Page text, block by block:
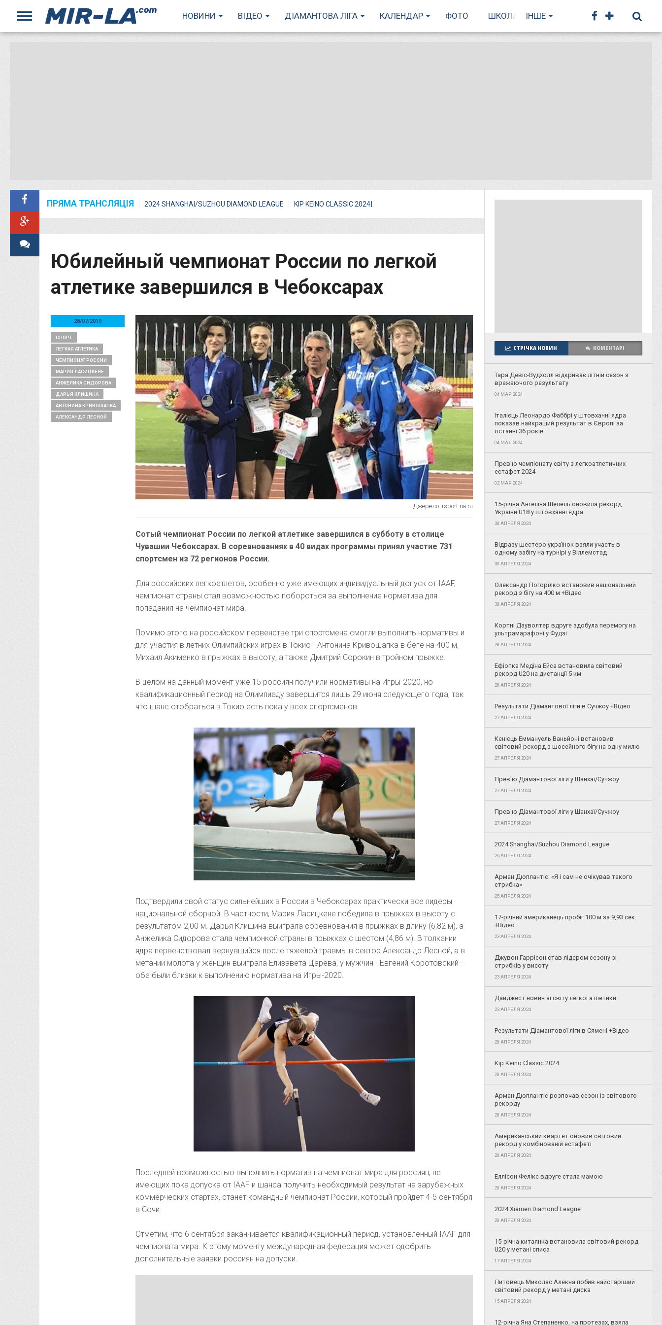
НОВИНИ ВІДЕО ДІАМАНТОВА ЛІГА КАЛЕНДАР ФОТО ШКОЛА БІГУ
ІНШЕ
ПРЯМА ТРАНСЛЯЦІЯ 2024 SHANGHAI/SUZHOU DIAMOND LEAGUE I
KIP KEINO CLASSIC 2024
Юбилейный чемпионат России по легкой
атлетике завершился в Чебоксарах
Джерело: rsport.ria.ru
Сотый чемпионат России по легкой атлетике завершился в субботу в столице
Чувашии Чебоксарах. В соревнованиях в 40 видах программы принял участие 731
спортсмен из 72 регионов России.
Для российских легкоатлетов, особенно уже имеющих индивидуальный допуск от IAAF,
чемпионат страны стал возможностью побороться за выполнение норматива для
попадания на чемпионат мира.
Помимо этого на российском первенстве три спортсмена смогли выполнить нормативы и
для участия в летних Олимпийских играх в Токио - Антонина Кривошапка в беге на 400 м,
Михаил Акименко в прыжках в высоту, а также Дмитрий Сорокин в тройном прыжке.
В целом на данный момент уже 15 россиян получили нормативы на Игры-2020, но
квалификационный период на Олимпиаду завершится лишь 29 июня следующего года, так
что шанс отобраться в Токио есть пока у всех спортсменов.
Подтвердили свой статус сильнейших в России в Чебоксарах практически все лидеры
национальной сборной. В частности, Мария Ласицкене победила в прыжках в высоту с
результатом 2,00 м. Дарья Клишина выиграла соревнования в прыжках в длину (6,82 м), а
Анжелика Сидорова стала чемпионкой страны в прыжках с шестом (4,86 м). В толкании
ядра первенствовал вернувшийся после тяжелой травмы в сектор Александр Лесной, а в
метании молота у женщин выиграла Елизавета Царева, у мужчин - Евгений Коротовский -
оба были близки к выполнению норматива на Игры-2020.
Последней возможностью выполнить норматив на чемпионат мира для россиян, не
имеющих пока допуска от IAAF и шанса получить необходимый результат на зарубежных
коммерческих стартах, станет командный чемпионат России, который пройдет 4-5 сентября
в Сочи.
Отметим, что 6 сентября заканчивается квалификационный период, установленный IAAF для
чемпионата мира. К этому моменту международная федерация может одобрить
дополнительные заявки россиян на допуски.
28/07/2019
СПОРТ
ЛЕГКАЯ АТЛЕТИКА
ЧЕМПИОНАТ РОССИИ
МАРИЯ ЛАСИЦКЕНЕ
АНЖЕЛИКА СИДОРОВА
ДАРЬЯ КЛИШИНА
АНТОНИНА КРИВОШАПКА
АЛЕКСАНДР ЛЕСНОЙ
СТРІЧКА НОВИН КОМЕНТАРІ
Тара Девіс-Вудхолл відкриває літній сезон з
вражаючого результату
04 МАЯ 2024
Італієць Леонардо Фаббрі у штовханні ядра
показав найкращий результат в Європі за
останні 36 років
04 МАЯ 2024
Прев'ю чемпіонату світу з легкоатлетичних
естафет 2024
02 МАЯ 2024
15-річна Ангеліна Шепель оновила рекорд
України U18 у штовханні ядра
30 АПРЕЛЯ 2024
Відразу шестеро українок взяли участь в
одному забігу на турнірі у Віллемстад
30 АПРЕЛЯ 2024
Олександр Погорілко встановив національний
рекорд з бігу на 400 м +Відео
30 АПРЕЛЯ 2024
Кортні Дауволтер вдруге здобула перемогу на
ультрамарафоні у Фудзі
28 АПРЕЛЯ 2024
Ефіопка Медіна Ейса встановила світовий
рекорд U20 на дистанції 5 км
28 АПРЕЛЯ 2024
Результати Діамантової ліги в Сучжоу +Відео
27 АПРЕЛЯ 2024
Кенієць Еммануель Ваньйоні встановив
світовий рекорд з шосейного бігу на одну милю
27 АПРЕЛЯ 2024
Прев'ю Діамантової ліги у Шанхаї/Сучжоу
27 АПРЕЛЯ 2024
Прев'ю Діамантової ліги у Шанхаї/Сучжоу
27 АПРЕЛЯ 2024
2024 Shanghai/Suzhou Diamond League
26 АПРЕЛЯ 2024
Арман Дюплантіс: «Я і сам не очікував такого
стрибка»
25 АПРЕЛЯ 2024
17-річний американець пробіг 100 м за 9,93 сек.
+Відео
23 АПРЕЛЯ 2024
Джувон Гаррісон став лідером сезону зі
стрибків у висоту
23 АПРЕЛЯ 2024
Дайджест новин зі світу легкої атлетики
23 АПРЕЛЯ 2024
Результати Діамантової ліги в Сямені +Відео
20 АПРЕЛЯ 2024
Kip Keino Classic 2024
20 АПРЕЛЯ 2024
Арман Дюплантіс розпочав сезон із світового
рекорду
20 АПРЕЛЯ 2024
Американський квартет оновив світовий
рекорд у комбінованій естафеті
20 АПРЕЛЯ 2024
Еллісон Фелікс вдруге стала мамою
20 АПРЕЛЯ 2024
2024 Xiamen Diamond League
20 АПРЕЛЯ 2024
15-річна китаянка встановила світовий рекорд
U20 у метані списа
17 АПРЕЛЯ 2024
Литовець Миколас Алекна побив найстаріший
світовий рекорд у метані диска
15 АПРЕЛЯ 2024
12-річна Яна Степаненко, на протезах, взяла